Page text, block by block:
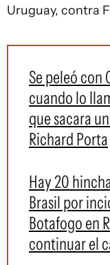
Uruguay, contra
Se peleó con
cuando lo
que sacara
Richard Porta
Hay 20
Brasil por
Botafogo en
continuar el